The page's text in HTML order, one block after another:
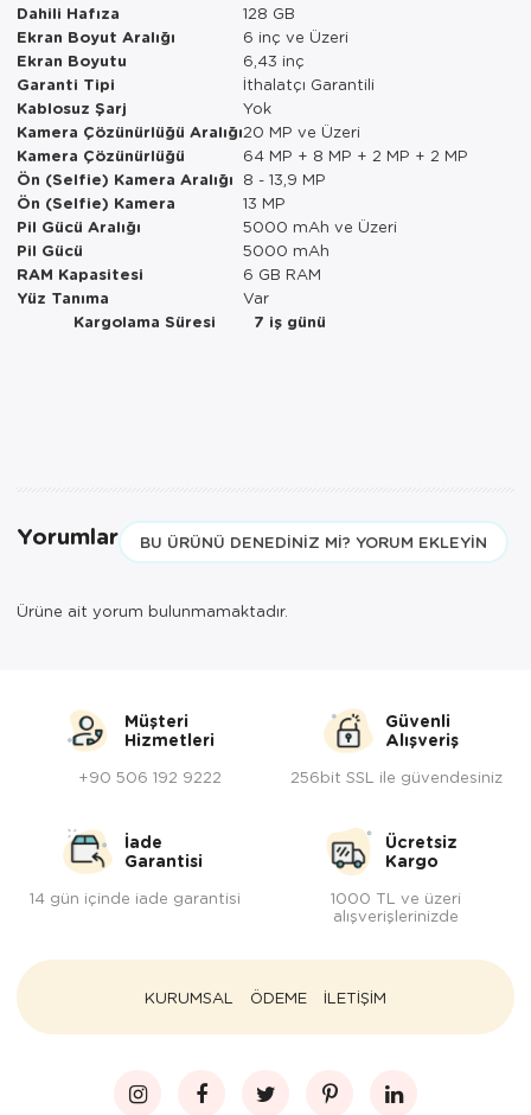
Dahili Hafıza 128 GB
Ekran Boyut Aralığı 6 inç ve Üzeri
Ekran Boyutu 6,43 inç
Garanti Tipi İthalatçı Garantili
Kablosuz Şarj Yok
Kamera Çözünürlüğü Aralığı20 MP ve Üzeri
Kamera Çözünürlüğü 64 MP + 8 MP + 2 MP + 2 MP
Ön (Selfie) Kamera Aralığı 8 - 13,9 MP
Ön (Selfie) Kamera 13 MP
Pil Gücü Aralığı 5000 mAh ve Üzeri
Pil Gücü 5000 mAh
RAM Kapasitesi 6 GB RAM
Yüz Tanıma Var
Kargolama Süresi 7 iş günü
Yorumlar BU ÜRÜNÜ DENEDINIZ MI? YORUM EKLEYIN
Ürüne ait yorum bulunmamaktadır.
Müşteri
Hizmetleri
+90 506 192 9222
Güvenli
Alışveriş
256bit SSL ile güvendesiniz
İade
Garantisi
14 gün içinde iade garantisi
Ücretsiz
Kargo
1000 TL ve üzeri
alışverişlerinizde
KURUMSAL ÖDEME İLETİŞİM